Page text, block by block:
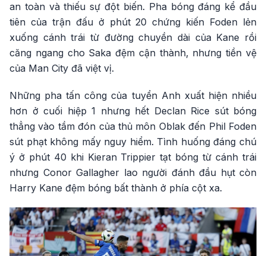
an toàn và thiếu sự đột biến. Pha bóng đáng kể đầu
tiên của trận đấu ở phút 20 chứng kiến Foden lẻn
xuống cánh trái từ đường chuyền dài của Kane rồi
căng ngang cho Saka đệm cận thành, nhưng tiền vệ
của Man City đã việt vị.
Những pha tấn công của tuyển Anh xuất hiện nhiều
hơn ở cuối hiệp 1 nhưng hết Declan Rice sút bóng
thẳng vào tầm đón của thủ môn Oblak đến Phil Foden
sút phạt không mấy nguy hiểm. Tình huống đáng chú
ý ở phút 40 khi Kieran Trippier tạt bóng từ cánh trái
nhưng Conor Gallagher lao người đánh đầu hụt còn
Harry Kane đệm bóng bất thành ở phía cột xa.